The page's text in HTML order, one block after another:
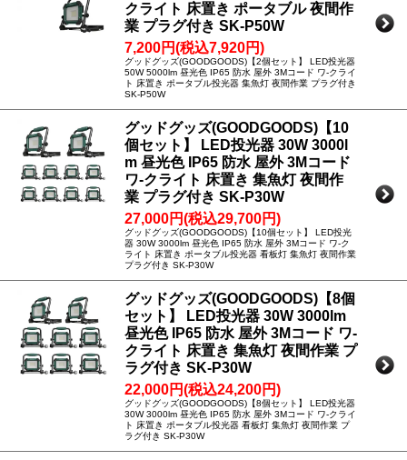
クライト 床置き ポータブル 夜間作
業 プラグ付き SK-P50W
7,200円(税込7,920円)
グッドグッズ(GOODGOODS)【2個セット】 LED投光器
50W 5000lm 昼光色 IP65 防水 屋外 3Mコード ワ-クライ
ト 床置き ポータブル投光器 集魚灯 夜間作業 プラグ付き
SK-P50W
グッドグッズ(GOODGOODS)【10
個セット】 LED投光器 30W 3000l
m 昼光色 IP65 防水 屋外 3Mコード
ワ-クライト 床置き 集魚灯 夜間作
業 プラグ付き SK-P30W
27,000円(税込29,700円)
グッドグッズ(GOODGOODS)【10個セット】 LED投光
器 30W 3000lm 昼光色 IP65 防水 屋外 3Mコード ワ-ク
ライト 床置き ポータブル投光器 看板灯 集魚灯 夜間作業
プラグ付き SK-P30W
グッドグッズ(GOODGOODS)【8個
セット】 LED投光器 30W 3000lm
昼光色 IP65 防水 屋外 3Mコード ワ-
クライト 床置き 集魚灯 夜間作業 プ
ラグ付き SK-P30W
22,000円(税込24,200円)
グッドグッズ(GOODGOODS)【8個セット】 LED投光器
30W 3000lm 昼光色 IP65 防水 屋外 3Mコード ワ-クライ
ト 床置き ポータブル投光器 看板灯 集魚灯 夜間作業 プ
ラグ付き SK-P30W